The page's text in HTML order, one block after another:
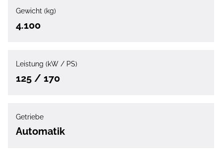
Gewicht (kg)
4.100
Leistung (kW / PS)
125 / 170
Getriebe
Automatik